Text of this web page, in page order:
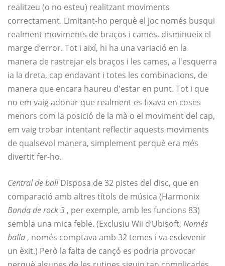
realitzeu (o no esteu) realitzant moviments
correctament. Limitant-ho perquè el joc només busqui
realment moviments de braços i cames, disminueix el
marge d’error. Tot i així, hi ha una variació en la
manera de rastrejar els braços i les cames, a l'esquerra
ia la dreta, cap endavant i totes les combinacions, de
manera que encara haureu d'estar en punt. Tot i que
no em vaig adonar que realment es fixava en coses
menors com la posició de la mà o el moviment del cap,
em vaig trobar intentant reflectir aquests moviments
de qualsevol manera, simplement perquè era més
divertit fer-ho.
Central de ballDisposa de 32 pistes del disc, que en
comparació amb altres títols de música (Harmonix
Banda de rock 3 , per exemple, amb les funcions 83)
sembla una mica feble. (Exclusiu Wii d’Ubisoft, Només
balla , només comptava amb 32 temes i va esdevenir
un èxit.) Però la falta de cançó es podria provocar